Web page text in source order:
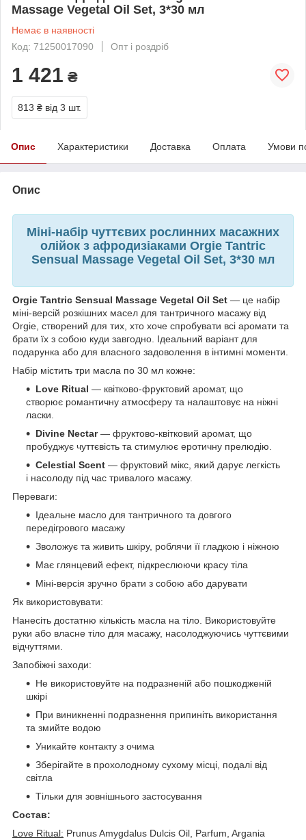
Massage Vegetal Oil Set, 3*30 мл
Немає в наявності
Код: 71250017090
Опт і роздріб
1 421 ₴
813 ₴ від 3 шт.
Опис Характеристики Доставка Оплата Умови
Опис
Міні-набір чуттєвих рослинних масажних
олійок з афродизіаками Orgie Tantric
Sensual Massage Vegetal Oil Set, 3*30 мл
Orgie Tantric Sensual Massage Vegetal Oil Set — це набір
міні-версій розкішних масел для тантричного масажу від
Orgie, створений для тих, хто хоче спробувати всі аромати та
брати їх з собою куди завгодно. Ідеальний варіант для
подарунка або для власного задоволення в інтимні моменти.
Набір містить три масла по 30 мл кожне:
Love Ritual — квітково-фруктовий аромат, що
створює романтичну атмосферу та налаштовує на ніжні
ласки.
Divine Nectar— фруктово-квітковий аромат, що
пробуджує чуттєвість та стимулює еротичну прелюдію.
Celestial Scent — фруктовий мікс, який дарує легкість
і насолоду під час тривалого масажу.
Переваги:
Ідеальне масло для тантричного та довгого
передігрового масажу
Зволожує та живить шкіру, роблячи її гладкою і ніжною
Має глянцевий ефект, підкреслюючи красу тіла
Міні-версія зручно брати з собою або дарувати
Як використовувати:
Нанесіть достатню кількість масла на тіло. Використовуйте
руки або власне тіло для масажу, насолоджуючись чуттєвими
відчуттями.
Запобіжні заходи:
Не використовуйте на подразненій або пошкодженій
шкірі
При виникненні подразнення припиніть використання
та змийте водою
Уникайте контакту з очима
Зберігайте в прохолодному сухому місці, подалі від
світла
Тільки для зовнішнього застосування
Состав:
Love Ritual: Prunus Amygdalus Dulcis Oil, Parfum, Argania